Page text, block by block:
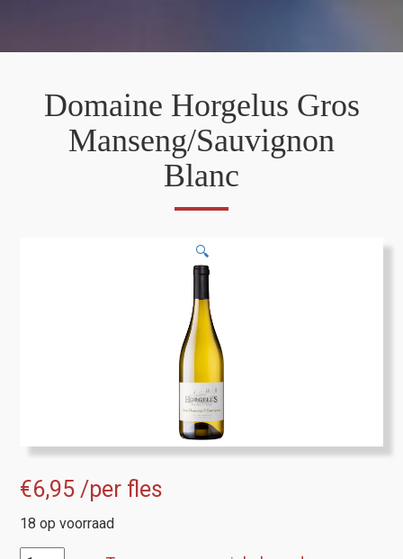
Domaine Horgelus Gros
Manseng/Sauvignon
Blanc
🔍
€6,95 /per fles
18 op voorraad
Domaine